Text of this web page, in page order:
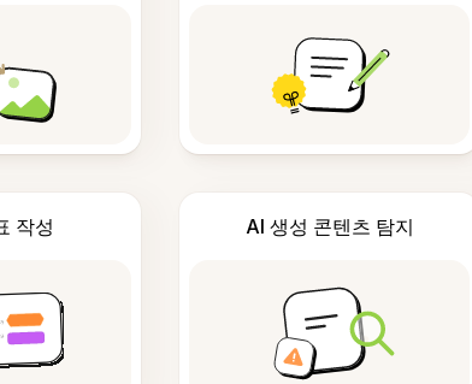
작성 AI 생성 콘텐츠 탐지